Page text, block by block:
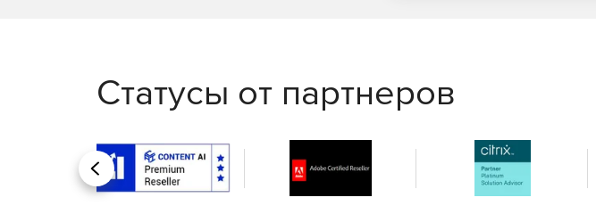
Статусы от партнеров
Назад